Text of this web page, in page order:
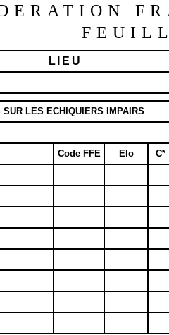
LIEU
LES ECHIQUIERS IMPAIRS
Code FFE Elo
C*